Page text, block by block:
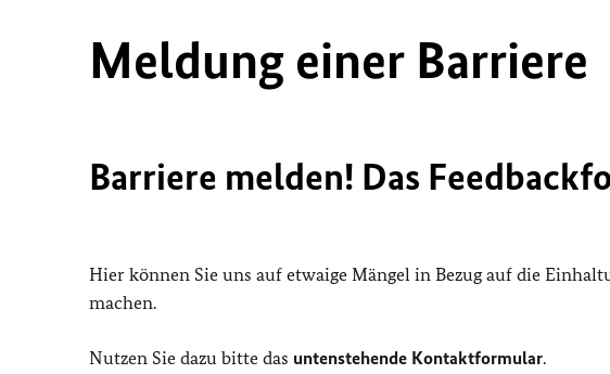
Meldung einer Barriere
Barriere melden! Das
Hier können Sie uns auf etwaige Mängel in Bezug auf die
machen.
Nutzen Sie dazu bitte das untenstehende Kontaktformular.